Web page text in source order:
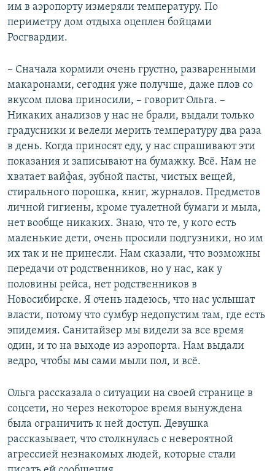
им в аэропорту измеряли температуру. По
периметру дом отдыха оцеплен бойцами
Росгвардии.
– Сначала кормили очень грустно, разваренными
макаронами, сегодня уже получше, даже плов со
вкусом плова приносили, – говорит Ольга. –
Никаких анализов у нас не брали, выдали только
градусники и велели мерить температуру два раза
в день. Когда приносят еду, у нас спрашивают эти
показания и записывают на бумажку. Всё. Нам не
хватает вайфая, зубной пасты, чистых вещей,
стирального порошка, книг, журналов. Предметов
личной гигиены, кроме туалетной бумаги и мыла,
нет вообще никаких. Знаю, что те, у кого есть
маленькие дети, очень просили подгузники, но им
их так и не принесли. Нам сказали, что возможны
передачи от родственников, но у нас, как у
половины рейса, нет родственников в
Новосибирске. Я очень надеюсь, что нас услышат
власти, потому что сумбур недопустим там, где есть
эпидемия. Санитайзер мы видели за все время
один, и то на выходе из аэропорта. Нам выдали
ведро, чтобы мы сами мыли пол, и всё.
Ольга рассказала о ситуации на своей странице в
соцсети, но через некоторое время вынуждена
была ограничить к ней доступ. Девушка
рассказывает, что столкнулась с невероятной
агрессией незнакомых людей, которые стали